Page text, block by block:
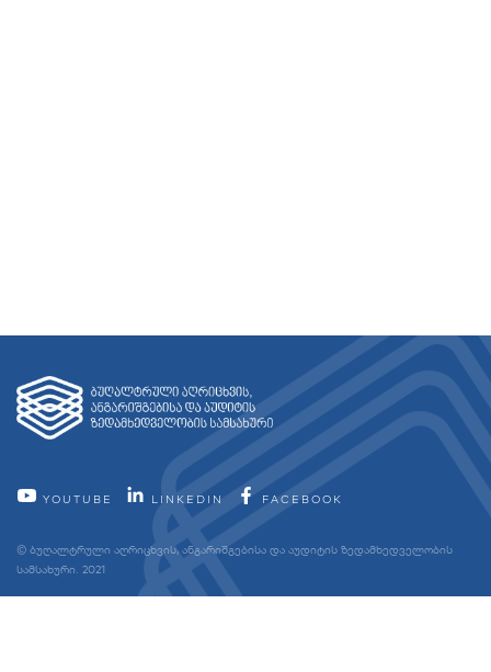
YOUTUBE LINKEDIN FACEBOOK
© ბუღალტრული აღრიცხვის, ანგარიშგებისა და აუდიტის ზედამხედველობის
სამსახური. 2021